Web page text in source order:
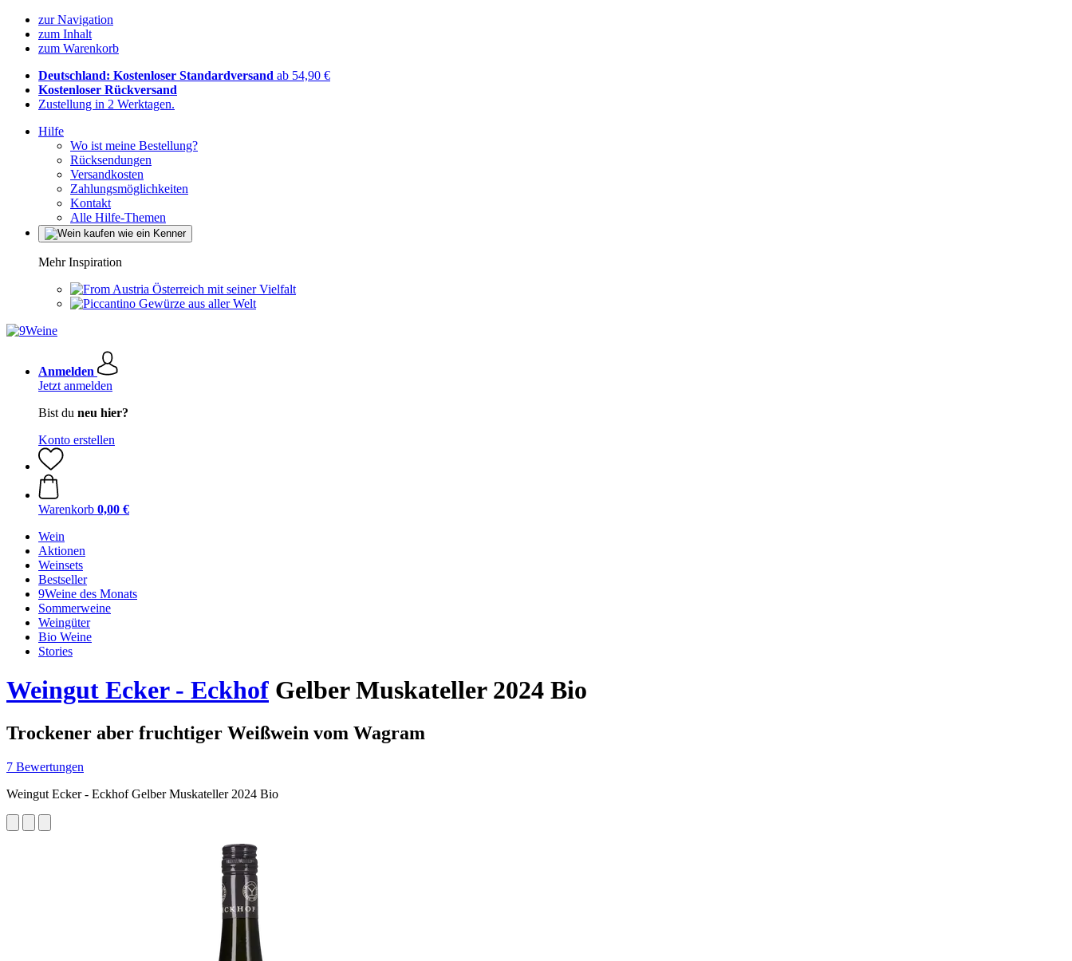
zur Navigation
zum Inhalt
zum Warenkorb
Deutschland: Kostenloser Standardversand ab 54,90 €
Kostenloser Rückversand
Zustellung in 2 Werktagen.
Hilfe
Wo ist meine Bestellung?
Rücksendungen
Versandkosten
Zahlungsmöglichkeiten
Kontakt
Alle Hilfe-Themen
Mehr Inspiration
Österreich mit seiner Vielfalt
Gewürze aus aller Welt
Anmelden
Jetzt anmelden
Bist du neu hier?
Konto erstellen
Warenkorb 0,00 €
Wein
Aktionen
Weinsets
Bestseller
9Weine des Monats
Sommerweine
Weingüter
Bio Weine
Stories
Weingut Ecker - Eckhof Gelber Muskateller 2024 Bio
Trockener aber fruchtiger Weißwein vom Wagram
7 Bewertungen
Weingut Ecker - Eckhof Gelber Muskateller 2024 Bio